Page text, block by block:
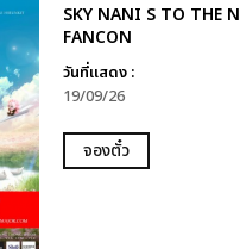
SKY NANI S TO THE N
FANCON
วันที่แสดง :
19/09/26
จองตั๋ว